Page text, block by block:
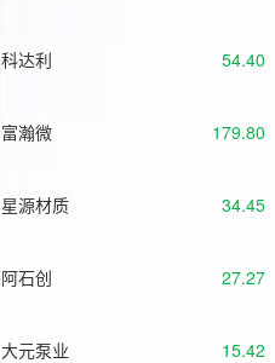
科达利 54.40
富瀚微 179.80
星源材质 34.45
阿石创 27.27
大元泵业 15.42